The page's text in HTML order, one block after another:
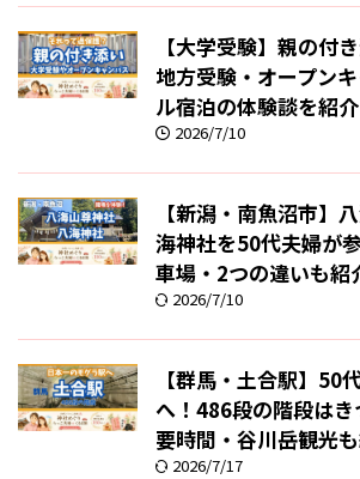
【大学受験】親の付
地方受験・オープン
ル宿泊の体験談を紹介
2026/7/10
【新潟・南魚沼市】
海神社を50代夫婦が
車場・2つの違いも紹
2026/7/10
【群馬・土合駅】50
へ！486段の階段は
要時間・谷川岳観光
2026/7/17